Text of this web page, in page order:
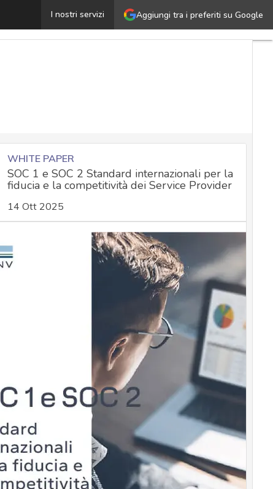
Aggiungi tra i preferiti su Google
I nostri servizi
Vademecum ACN per la PA: il fattore umano nella
WHITE PAPER
SOC 1 e SOC 2 Standard internazionali per la
fiducia e la competitività dei Service Provider
14 Ott 2025